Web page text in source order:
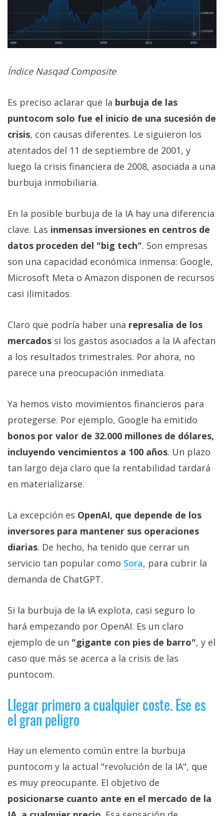
Índice Nasqad Composite
Es preciso aclarar que la burbuja de las
puntocom solo fue el inicio de una sucesión de
crisis, con causas diferentes. Le siguieron los
atentados del 11 de septiembre de 2001, y
luego la crisis financiera de 2008, asociada a una
burbuja inmobiliaria.
En la posible burbuja de la IA hay una diferencia
clave. Las inmensas inversiones en centros de
datos proceden del "big tech". Son empresas
son una capacidad económica inmensa: Google,
Microsoft Meta o Amazon disponen de recursos
casi ilimitados.
Claro que podría haber una represalia de los
mercados si los gastos asociados a la IA afectan
a los resultados trimestrales. Por ahora, no
parece una preocupación inmediata.
Ya hemos visto movimientos financieros para
protegerse. Por ejemplo, Google ha emitido
bonos por valor de 32.000 millones de dólares,
incluyendo vencimientos a 100 años. Un plazo
tan largo deja claro que la rentabilidad tardará
en materializarse.
La excepción es OpenAI, que depende de los
inversores para mantener sus operaciones
diarias. De hecho, ha tenido que cerrar un
servicio tan popular como Sora‎, para cubrir la
demanda de ChatGPT.
Si la burbuja de la IA explota, casi seguro lo
hará empezando por OpenAI. Es un claro
ejemplo de un "gigante con pies de barro", y el
caso que más se acerca a la crisis de las
puntocom.
Llegar primero a cualquier coste. Ese es
el gran peligro
Hay un elemento común entre la burbuja
puntocom y la actual "revolución de la IA", que
es muy preocupante. El objetivo de
posicionarse cuanto ante en el mercado de la